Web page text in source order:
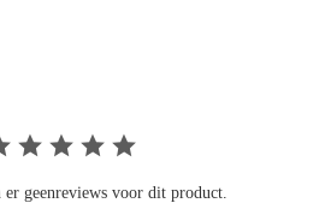
geenreviews voor dit product.